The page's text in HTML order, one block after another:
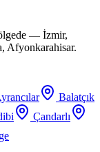
— İzmir,
Afyonkarahisar.
Balatçık
Çandarlı